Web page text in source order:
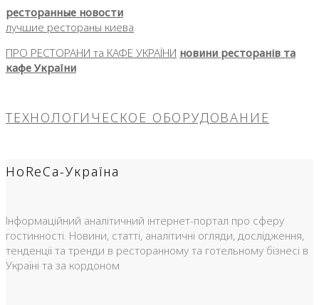
ресторанные новости
лучшие рестораны киева
ПРО РЕСТОРАНИ та КАФЕ УКРАЇНИ новини ресторанів та
кафе України
ТЕХНОЛОГИЧЕСКОЕ ОБОРУДОВАНИЕ
HoReCa-Україна
Інформаційний аналітичний інтернет-портал про сферу
гостинності. Новини, статті, аналітичні огляди, дослідження,
тенденції та тренди в ресторанному та готельному бізнесі в
Україні та за кордоном